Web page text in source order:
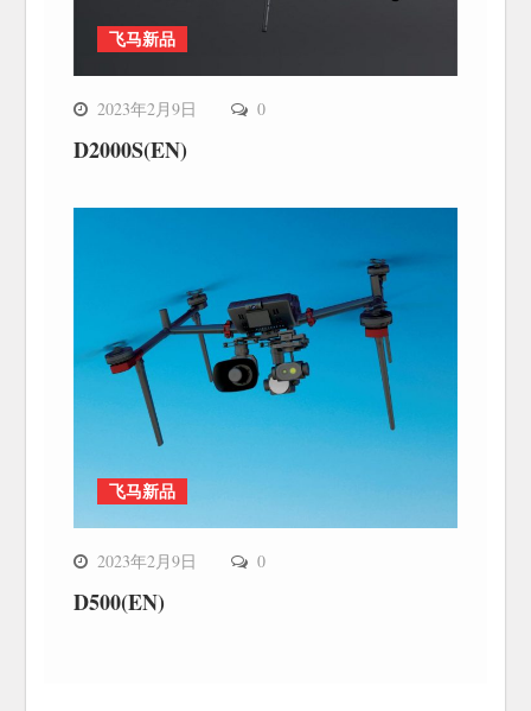
飞马新品
2023年2月9日 0
D2000S(EN)
飞马新品
2023年2月9日 0
D500(EN)